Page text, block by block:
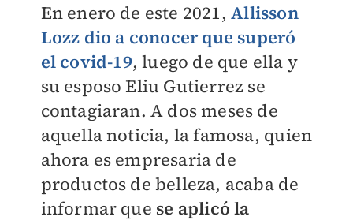
En enero de este 2021,Allisson
Lozz dio a conocer que superó
el covid-19, luego de que ella y
su esposo Eliu Gutierrez se
contagiaran. A dos meses de
aquella noticia, la famosa, quien
ahora es empresaria de
productos de belleza, acaba de
informar que se aplicó la